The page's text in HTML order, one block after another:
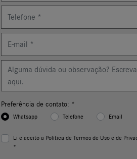
Preferência de contato: *
Whatsapp Telefone Email
Li e aceito a Política de Termos de Uso e de
*